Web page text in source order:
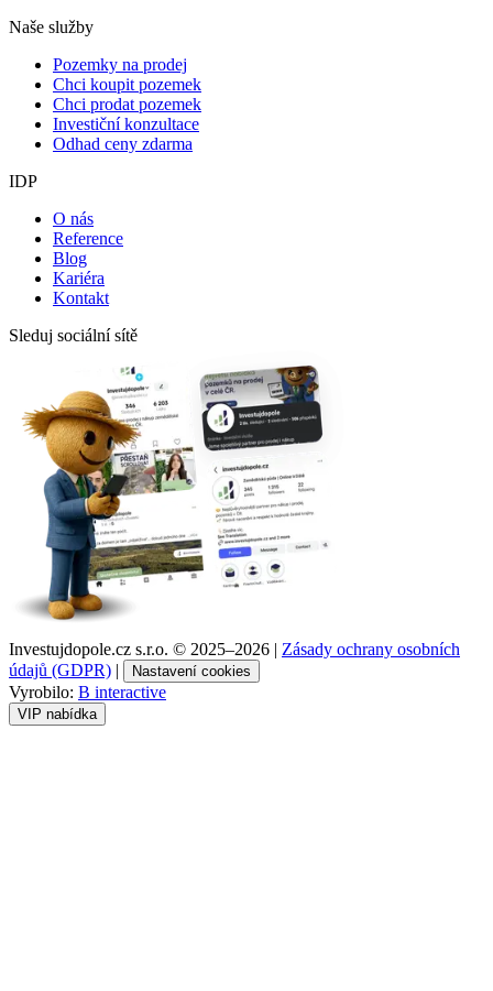
Naše služby
Pozemky na prodej
Chci koupit pozemek
Chci prodat pozemek
Investiční konzultace
Odhad ceny zdarma
IDP
O nás
Reference
Blog
Kariéra
Kontakt
Sleduj sociální sítě
Investujdopole.cz s.r.o. © 2025–2026 | Zásady ochrany osobních
údajů (GDPR) | Nastavení cookies
Vyrobilo: B interactive
VIP nabídka